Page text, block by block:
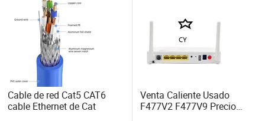
Cable de red Cat5 CAT6
cable Ethernet de Cat
Venta Caliente Usado
F477V2 F477V9 Precio